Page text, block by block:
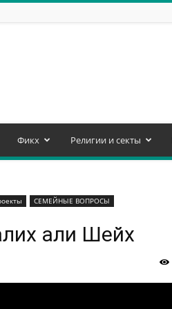
Фикх Религии и секты
СЕМЕЙНЫЕ ВОПРОСЫ
али Шейх